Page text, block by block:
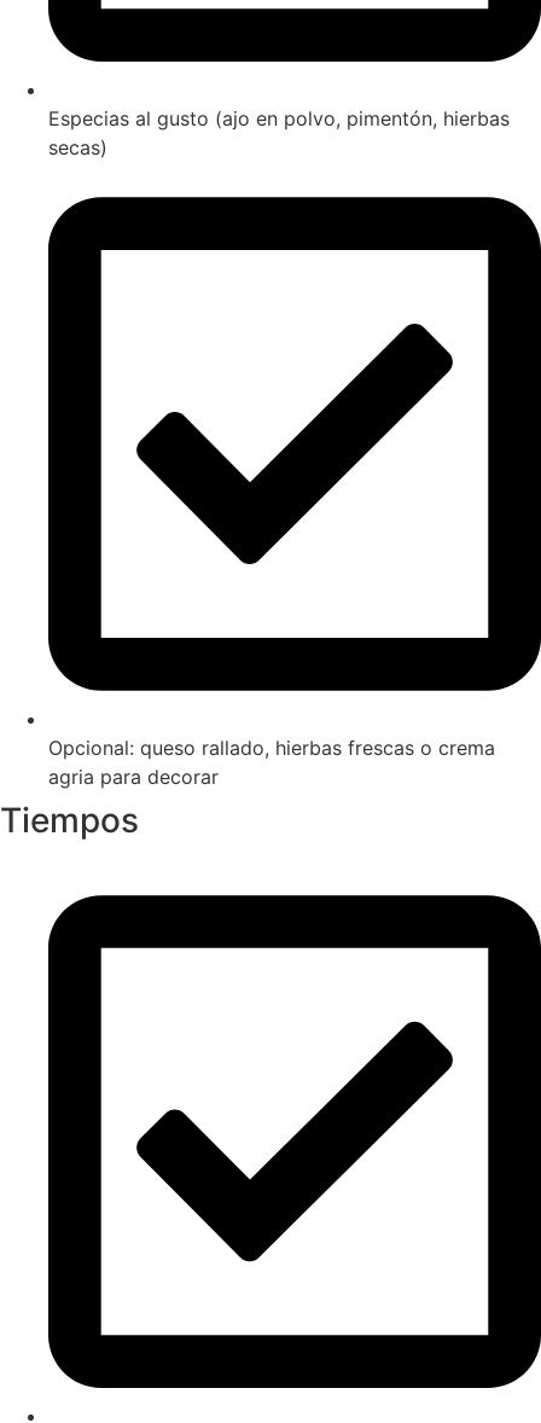
Especias al gusto (ajo en polvo, pimentón, hierbas
secas)
Opcional: queso rallado, hierbas frescas o crema
agria para decorar
Tiempos